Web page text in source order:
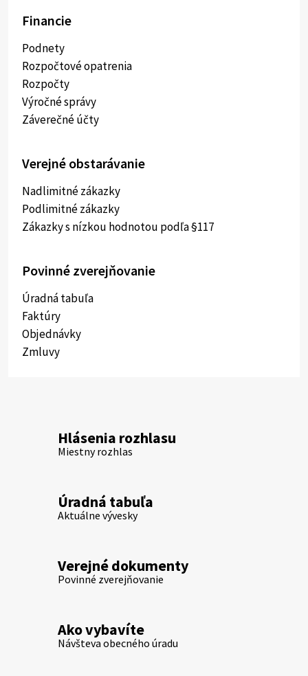
Financie
Podnety
Rozpočtové opatrenia
Rozpočty
Výročné správy
Záverečné účty
Verejné obstarávanie
Nadlimitné zákazky
Podlimitné zákazky
Zákazky s nízkou hodnotou podľa §117
Povinné zverejňovanie
Úradná tabuľa
Faktúry
Objednávky
Zmluvy
Hlásenia rozhlasu
Miestny rozhlas
Úradná tabuľa
Aktuálne vývesky
Verejné dokumenty
Povinné zverejňovanie
Ako vybavíte
Návšteva obecného úradu